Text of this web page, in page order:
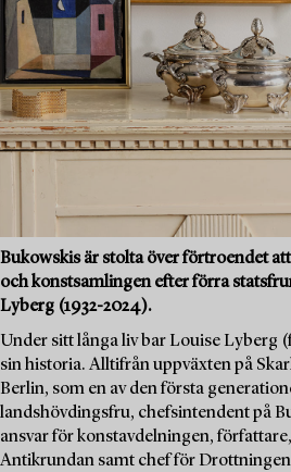
Bukowskis är stolta över förtroendet
och konstsamlingen efter förra
Lyberg (1932-2024).
Under sitt långa liv bar Louise Lyberg
sin historia. Alltifrån uppväxten på
Berlin, som en av den första
landshövdingsfru, chefsintendent på
ansvar för konstavdelningen,
Antikrundan samt chef för